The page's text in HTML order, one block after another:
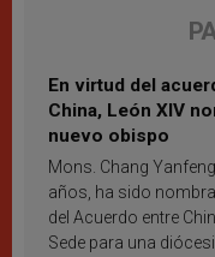
En virtud del
China, León XIV
nuevo obispo
Mons. Chang
años, ha sido
del Acuerdo entre
Sede para una